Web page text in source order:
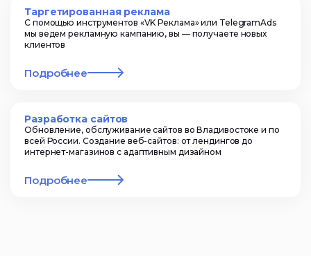
Таргетированная реклама
С помощью инструментов «VK Реклама» или TelegramAds
мы ведем рекламную кампанию, вы — получаете новых
клиентов
Подробнее
Разработка сайтов
Обновление, обслуживание сайтов во Владивостоке и по
всей России. Создание веб-сайтов: от лендингов до
интернет-магазинов с адаптивным дизайном
Подробнее